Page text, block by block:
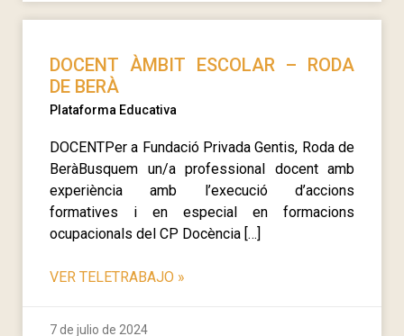
DOCENT ÀMBIT ESCOLAR – RODA
DE BERÀ
Plataforma Educativa
DOCENTPer a Fundació Privada Gentis, Roda de
BeràBusquem un/a professional docent amb
experiència amb l’execució d’accions
formatives i en especial en formacions
ocupacionals del CP Docència […]
VER TELETRABAJO »
7 de julio de 2024